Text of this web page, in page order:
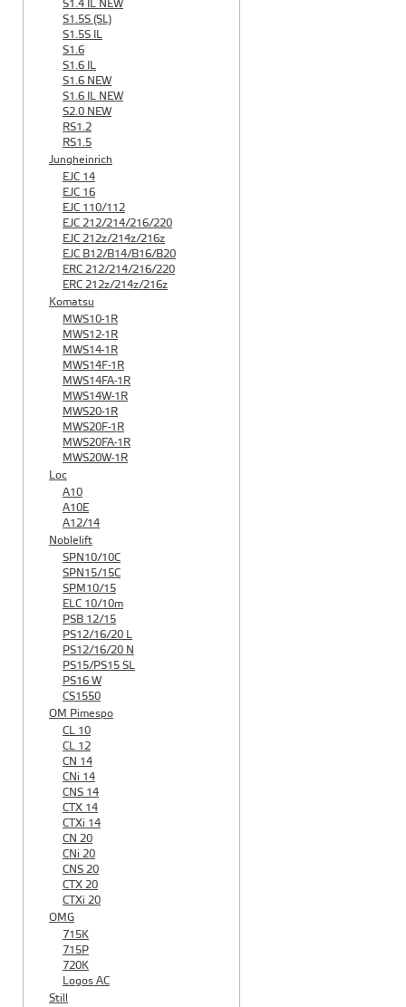
S1.4 IL NEW
S1.5S (SL)
S1.5S IL
S1.6
S1.6 IL
S1.6 NEW
S1.6 IL NEW
S2.0 NEW
RS1.2
RS1.5
Jungheinrich
EJC 14
EJC 16
EJC 110/112
EJC 212/214/216/220
EJC 212z/214z/216z
EJC B12/B14/B16/B20
ERC 212/214/216/220
ERC 212z/214z/216z
Komatsu
MWS10-1R
MWS12-1R
MWS14-1R
MWS14F-1R
MWS14FA-1R
MWS14W-1R
MWS20-1R
MWS20F-1R
MWS20FA-1R
MWS20W-1R
Loc
A10
A10E
A12/14
Noblelift
SPN10/10C
SPN15/15C
SPM10/15
ELC 10/10m
PSB 12/15
PS12/16/20 L
PS12/16/20 N
PS15/PS15 SL
PS16 W
CS1550
OM Pimespo
CL 10
CL 12
CN 14
CNi 14
CNS 14
CTX 14
CTXi 14
CN 20
CNi 20
CNS 20
CTX 20
CTXi 20
OMG
715K
715P
720K
Logos AC
Still